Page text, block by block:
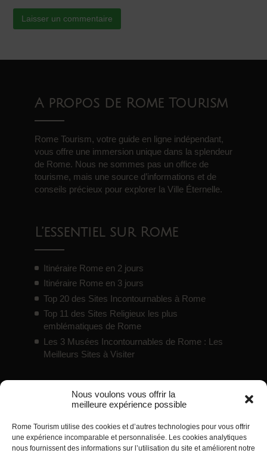
Nous voulons vous offrir la
meilleure expérience possible
Rome Tourism utilise des cookies et d’autres technologies pour vous offrir
une expérience incomparable et personnalisée. Les cookies analytiques
nous fournissent des informations sur l’utilisation du site et améliorent notre
A propos de Rome Tourism
Rome Tourism, votre guide en ligne indépendant,
vous offre une immersion unique dans la splendeur
de Rome. Nous ne sommes pas un office de
tourisme, mais une source d’informations et de
conseils précieux pour explorer la Ville Éternelle.
L’essentiel sur Rome
Itinéraire Rome en 2 jours
Itinéraire Rome en 3 jours
Top 20 des Sites Incontournables à Rome
Top 11 des Sites Religieux les plus
emblématiques de Rome
Les 3 Musées Incontournables de Rome : Les
Meilleurs Sites à Visiter
Bons plans
Pass touristiques / cartes de réduction pour
Rome